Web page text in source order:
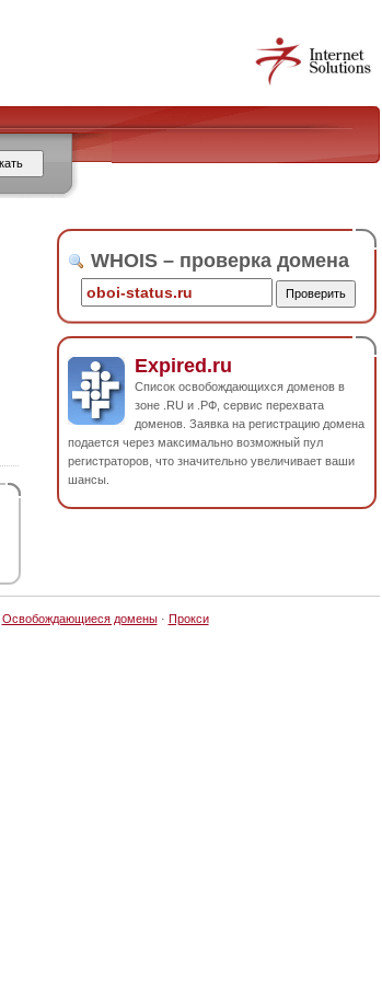
WHOIS – проверка домена
Expired.ru
Список освобождающихся доменов в
зоне .RU и .РФ, сервис перехвата
доменов. Заявка на регистрацию домена
подается через максимально возможный пул
регистраторов, что значительно увеличивает ваши
шансы.
Освобождающиеся домены· Прокси